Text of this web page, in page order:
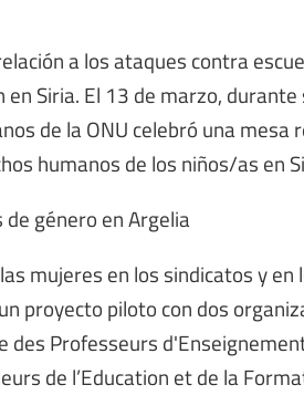
a los ataques contra
Siria. El 13 de marzo, durante
de la ONU celebró una mesa
humanos de los niños/as en
género en Argelia
mujeres en los sindicatos y
proyecto piloto con dos
des Professeurs
de l’Education et de la